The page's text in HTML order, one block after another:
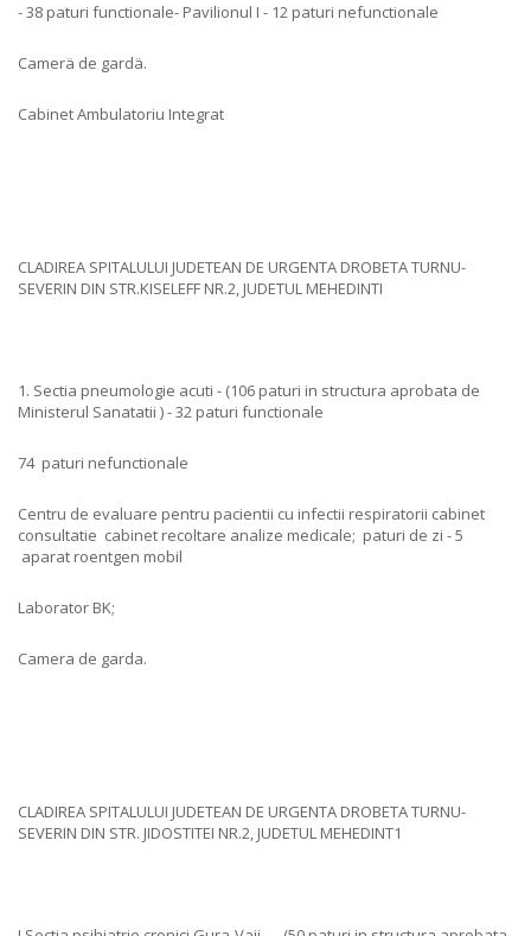
- 38 paturi functionale- Pavilionul I - 12 paturi nefunctionale
Camerä de gardä.
Cabinet Ambulatoriu Integrat
CLADIREA SPITALULUI JUDETEAN DE URGENTA DROBETA TURNU-
SEVERIN DIN STR.KISELEFF NR.2, JUDETUL MEHEDINTI
1. Sectia pneumologie acuti - (106 paturi in structura aprobata de
Ministerul Sanatatii ) - 32 paturi functionale
74 paturi nefunctionale
Centru de evaluare pentru pacientii cu infectii respiratorii cabinet
consultatie cabinet recoltare analize medicale; paturi de zi - 5
aparat roentgen mobil
Laborator BK;
Camera de garda.
CLADIREA SPITALULUI JUDETEAN DE URGENTA DROBETA TURNU-
SEVERIN DIN STR. JIDOSTITEI NR.2, JUDETUL MEHEDINT1